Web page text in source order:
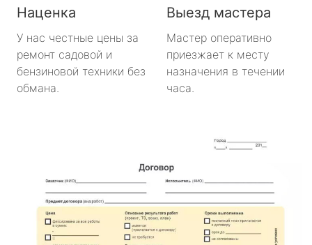
Наценка
У нас честные цены за
ремонт садовой и
бензиновой техники без
обмана.
Выезд мастера
Мастер оперативно
приезжает к месту
назначения в течении
часа.